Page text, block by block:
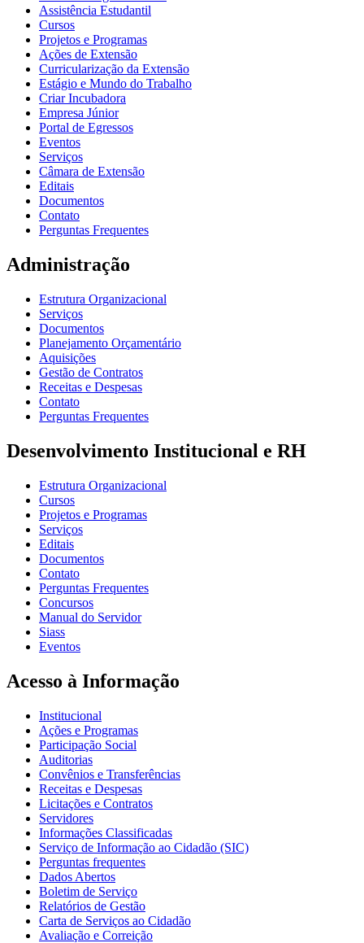
Assistência Estudantil
Cursos
Projetos e Programas
Ações de Extensão
Curricularização da Extensão
Estágio e Mundo do Trabalho
Criar Incubadora
Empresa Júnior
Portal de Egressos
Eventos
Serviços
Câmara de Extensão
Editais
Documentos
Contato
Perguntas Frequentes
Administração
Estrutura Organizacional
Serviços
Documentos
Planejamento Orçamentário
Aquisições
Gestão de Contratos
Receitas e Despesas
Contato
Perguntas Frequentes
Desenvolvimento Institucional e RH
Estrutura Organizacional
Cursos
Projetos e Programas
Serviços
Editais
Documentos
Contato
Perguntas Frequentes
Concursos
Manual do Servidor
Siass
Eventos
Acesso à Informação
Institucional
Ações e Programas
Participação Social
Auditorias
Convênios e Transferências
Receitas e Despesas
Licitações e Contratos
Servidores
Informações Classificadas
Serviço de Informação ao Cidadão (SIC)
Perguntas frequentes
Dados Abertos
Boletim de Serviço
Relatórios de Gestão
Carta de Serviços ao Cidadão
Avaliação e Correição